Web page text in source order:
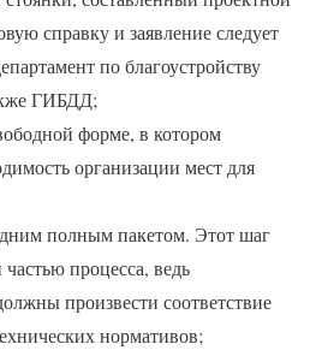
справку и заявление следует
по благоустройству
ГИБДД;
форме, в котором
организации мест для
полным пакетом. Этот шаг
процесса, ведь
произвести соответствие
нормативов;